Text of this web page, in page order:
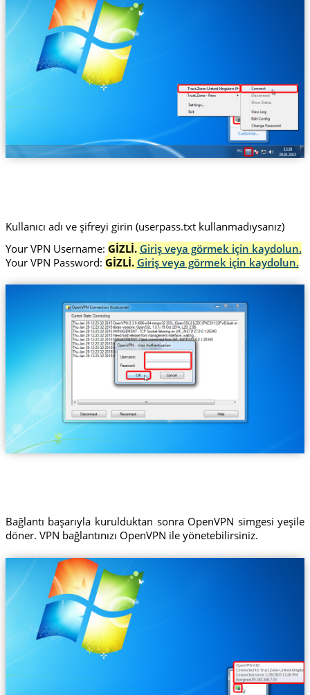
Trust.Zone-United-Kingdom-BBC
Kullanıcı adı ve şifreyi girin (userpass.txt kullanmadıysanız)
Your VPN Username: GİZLİ. Giriş veya görmek için kaydolun.
Your VPN Password: GİZLİ. Giriş veya görmek için kaydolun.
Bağlantı başarıyla kurulduktan sonra OpenVPN simgesi yeşile
döner. VPN bağlantınızı OpenVPN ile yönetebilirsiniz.
Trust.Zone-United-Kingdom-